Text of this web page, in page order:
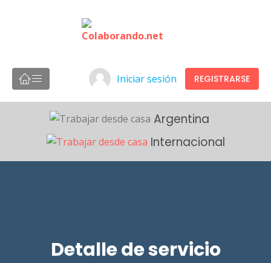
Iniciar sesión REGISTRARSE
Argentina
Internacional
Detalle de servicio